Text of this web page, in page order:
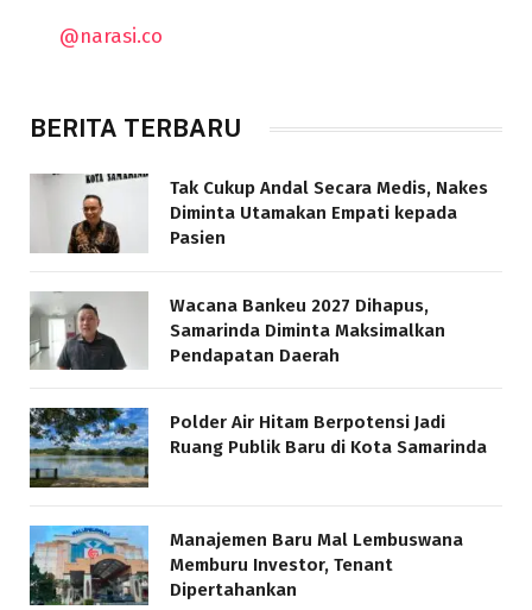
@narasi.co
BERITA TERBARU
Tak Cukup Andal Secara Medis, Nakes
Diminta Utamakan Empati kepada
Pasien
Wacana Bankeu 2027 Dihapus,
Samarinda Diminta Maksimalkan
Pendapatan Daerah
Polder Air Hitam Berpotensi Jadi
Ruang Publik Baru di Kota Samarinda
Manajemen Baru Mal Lembuswana
Memburu Investor, Tenant
Dipertahankan